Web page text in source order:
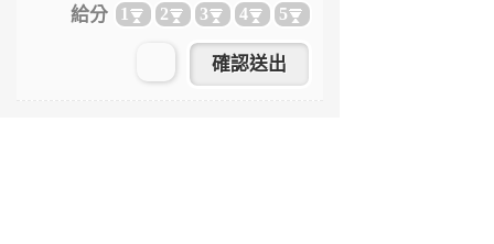
給分 1 2 3 4 5